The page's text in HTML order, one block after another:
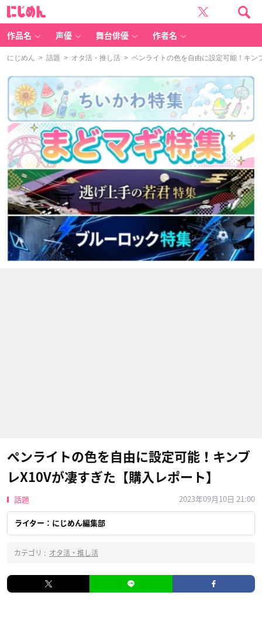
作品名 声優 舞台俳優 作者名
にじめん > 話題 > オタ活・推し活 > ペンライトの色を自由に設定可能！キン
ペンライトの色を自由に設定可能！キンブ
レX10Vが凄すぎた【購入レポート】
話題 2023年09月10日 21:00
ライター：にじめん編集部
カテゴリ : オタ活・推し活